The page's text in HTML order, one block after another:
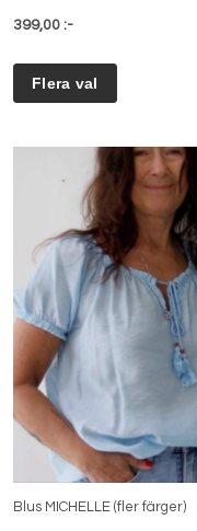
399,00 :-
Blus MICHELLE (fler färger)